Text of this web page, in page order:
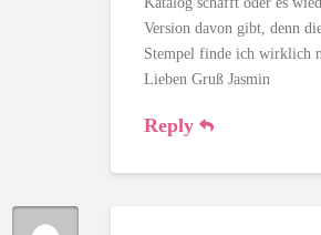
Version davon gibt, denn
Stempel finde ich wirklich
Lieben Gruß Jasmin
Reply